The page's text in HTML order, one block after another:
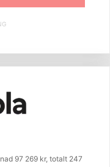
97 269 kr, totalt 247